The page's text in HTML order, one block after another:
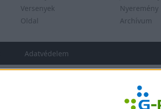
Versenyek
Oldal
Nyeremény
Archívum
Adatvédelem